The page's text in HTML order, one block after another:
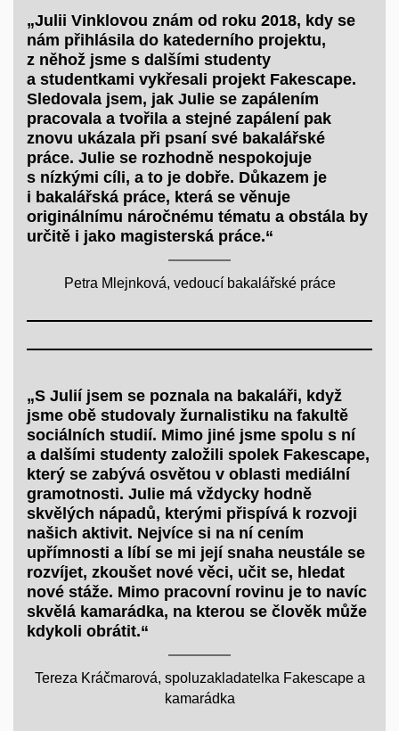
„Julii Vinklovou znám od roku 2018, kdy se
nám přihlásila do katederního projektu,
z něhož jsme s dalšími studenty
a studentkami vykřesali projekt Fakescape.
Sledovala jsem, jak Julie se zapálením
pracovala a tvořila a stejné zapálení pak
znovu ukázala při psaní své bakalářské
práce. Julie se rozhodně nespokojuje
s nízkými cíli, a to je dobře. Důkazem je
i bakalářská práce, která se věnuje
originálnímu náročnému tématu a obstála by
určitě i jako magisterská práce.“
Petra Mlejnková, vedoucí bakalářské práce
„S Julií jsem se poznala na bakaláři, když
jsme obě studovaly žurnalistiku na fakultě
sociálních studií. Mimo jiné jsme spolu s ní
a dalšími studenty založili spolek Fakescape,
který se zabývá osvětou v oblasti mediální
gramotnosti. Julie má vždycky hodně
skvělých nápadů, kterými přispívá k rozvoji
našich aktivit. Nejvíce si na ní cením
upřímnosti a líbí se mi její snaha neustále se
rozvíjet, zkoušet nové věci, učit se, hledat
nové stáže. Mimo pracovní rovinu je to navíc
skvělá kamarádka, na kterou se člověk může
kdykoli obrátit.“
Tereza Kráčmarová, spoluzakladatelka Fakescape a
kamarádka